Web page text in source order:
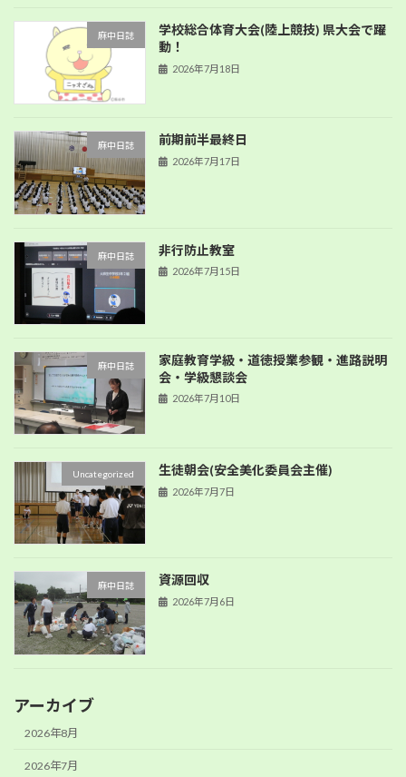
麻中日誌
学校総合体育大会(陸上競技) 県大会で躍
動！
2026年7月18日
麻中日誌 前期前半最終日
2026年7月17日
麻中日誌 非行防止教室
2026年7月15日
麻中日誌
家庭教育学級・道徳授業参観・進路説明
会・学級懇談会
2026年7月10日
Uncategorized 生徒朝会(安全美化委員会主催)
2026年7月7日
麻中日誌 資源回収
2026年7月6日
アーカイブ
2026年8月
2026年7月